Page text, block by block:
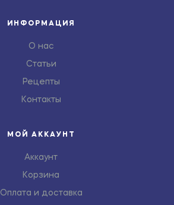
ИНФОРМАЦИЯ
О нас
Статьи
Рецепты
Контакты
МОЙ АККАУНТ
Аккаунт
Корзина
Оплата и доставка